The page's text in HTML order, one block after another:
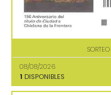
08/08/2026
1 DISPONIBLES